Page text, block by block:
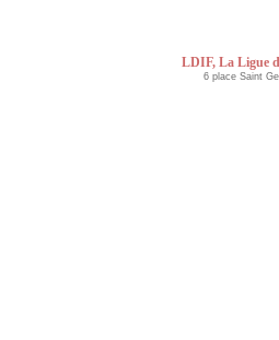
LDIF, La Ligue
6 place Saint